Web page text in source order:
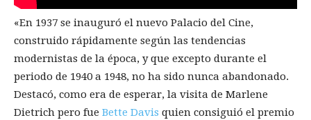
«En 1937 se inauguró el nuevo Palacio del Cine,
construido rápidamente según las tendencias
modernistas de la época, y que excepto durante el
periodo de 1940 a 1948, no ha sido nunca abandonado.
Destacó, como era de esperar, la visita de Marlene
Dietrich pero fue Bette Davis quien consiguió el premio